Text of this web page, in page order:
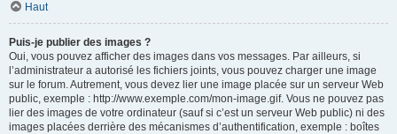
Haut
Puis-je publier des images ?
Oui, vous pouvez afficher des images dans vos messages. Par ailleurs, si
l’administrateur a autorisé les fichiers joints, vous pouvez charger une image
sur le forum. Autrement, vous devez lier une image placée sur un serveur Web
public, exemple : http://www.exemple.com/mon-image.gif. Vous ne pouvez pas
lier des images de votre ordinateur (sauf si c’est un serveur Web public) ni des
images placées derrière des mécanismes d’authentification, exemple : boîtes